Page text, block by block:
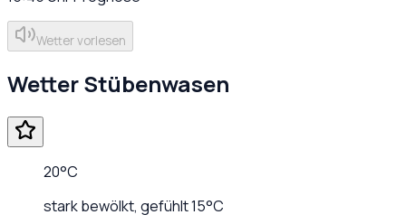
Wetter vorlesen
WetterStübenwasen
20°C
stark bewölkt, gefühlt15°C